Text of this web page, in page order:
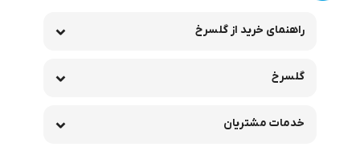
راهنمای خرید از گلسرخ
گلسرخ
خدمات مشتریان